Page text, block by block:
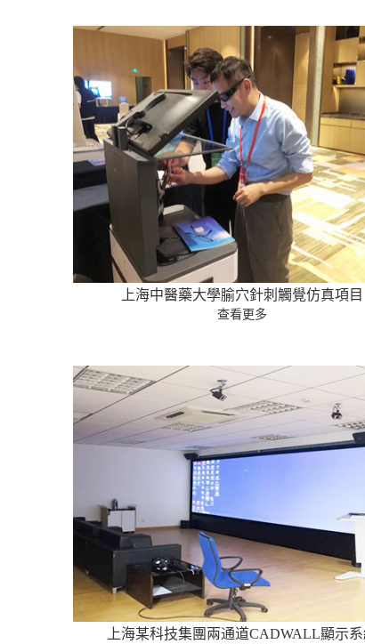
上海中醫藥大學腧穴針刺觸覺仿真項目
查看更多
上海某科技集團兩通道CADWALL顯示